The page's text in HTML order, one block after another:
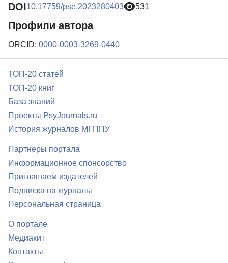
DOI10.17759/pse.2023280403 531
Профили автора
ORCID: 0000-0003-3269-0440
ТОП-20 статей
ТОП-20 книг
База знаний
Проекты PsyJournals.ru
История журналов МГППУ
Партнеры портала
Информационное спонсорство
Приглашаем издателей
Подписка на журналы
Персональная страница
О портале
Медиакит
Контакты